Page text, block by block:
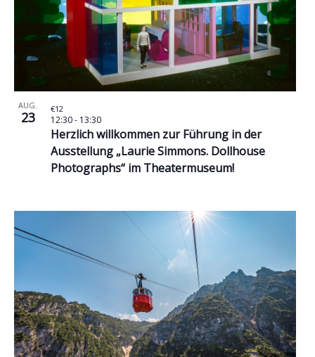
AUG.
23
Herzlich willkommen zur Führung in der
Ausstellung „Laurie Simmons. Dollhouse
Photographs“ im Theatermuseum!
12:30- 13:30
€12